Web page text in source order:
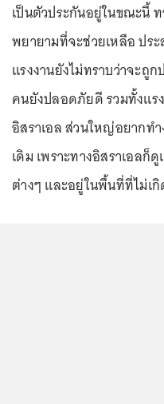
เป็นตัวประกันอยู่ในขณะนี้
พยายามที่จะช่วยเหลือ ปร
แรงงานยังไม่ทราบว่าจะถู
คนยังปลอดภัยดี รวมทั้งแร
อิสราเอล ส่วนใหญ่อยากท
เดิม เพราะทางอิสราเอล
ต่างๆ และอยู่ในพื้นที่ที่ไม่เ